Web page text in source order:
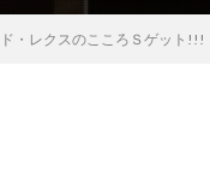
・レクスのこころＳゲット!!!